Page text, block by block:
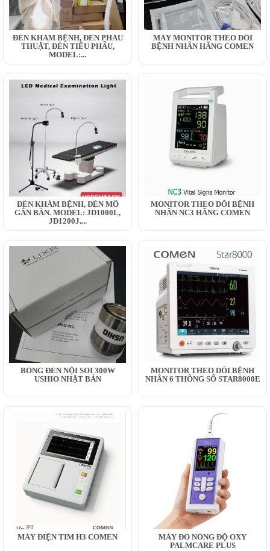
ĐÈN KHÁM BỆNH, ĐÈN PHẪU
THUẬT, ĐÈN TIỂU PHẪU,
MODEL:...
MÁY MONITOR THEO DÕI
BỆNH NHÂN HÃNG COMEN
ĐÈN KHÁM BỆNH, ĐÈN MỔ
GẮN BÀN. MODEL: JD1000L,
JD1200J,...
MONITOR THEO DÕI BỆNH
NHÂN NC3 HÃNG COMEN
BÓNG ĐÈN NỘI SOI 300W
USHIO NHẬT BẢN
MONITOR THEO DÕI BỆNH
NHÂN 6 THÔNG SỐ STAR8000E
MÁY ĐIỆN TIM H3 COMEN
MÁY ĐO NỒNG ĐỘ OXY
PALMCARE PLUS